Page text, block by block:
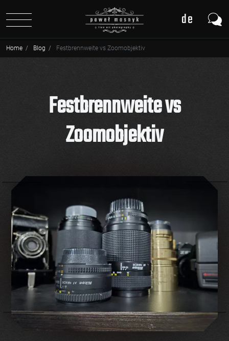
de
pl
Home Blog Festbrennweite vs Zoomobjektiv
Festbrennweite vs
Zoomobjektiv